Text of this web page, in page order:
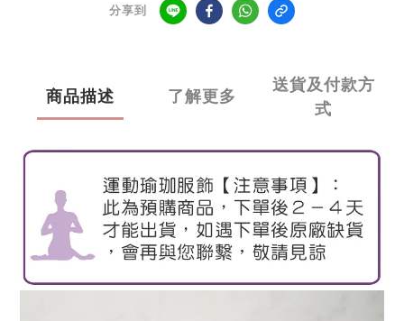
分享到
商品描述 了解更多
送貨及付款方
式